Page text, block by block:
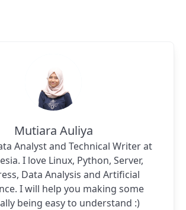
Mutiara Auliya
Analyst and Technical Writer at
I love Linux, Python, Server,
Data Analysis and Artificial
I will help you making some
being easy to understand :)